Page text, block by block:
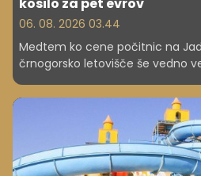
kosilo za pet evrov
06. 08. 2026 03.44
Medtem ko cene počitnic na
črnogorsko letovišče še vedno
izbiro. Nastanitev, hrana in plaža
družine.